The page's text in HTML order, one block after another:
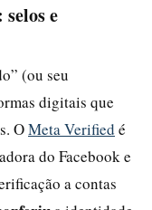
e
(ou seu
digitais que
OMeta Verified é
do Facebook e
a contas